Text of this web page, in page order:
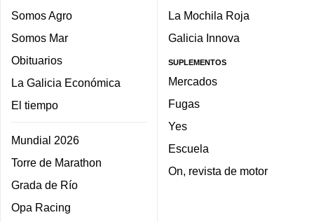
Somos Agro
Somos Mar
Obituarios
La Galicia Económica
El tiempo
Mundial 2026
Torre de Marathon
Grada de Río
Opa Racing
La Mochila Roja
Galicia Innova
SUPLEMENTOS
Mercados
Fugas
Yes
Escuela
On, revista de motor